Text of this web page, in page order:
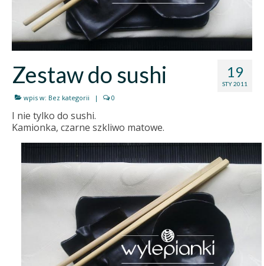
19
STY 2011
Zestaw do sushi
wpis w: Bez kategorii | 0
I nie tylko do sushi.
Kamionka, czarne szkliwo matowe.